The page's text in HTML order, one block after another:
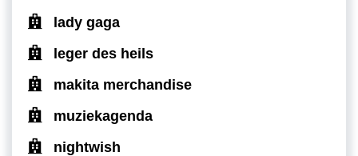
lady gaga
leger des heils
makita merchandise
muziekagenda
nightwish